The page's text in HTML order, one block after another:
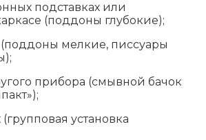
подставках или
(поддоны глубокие);
мелкие, писсуары
прибора (смывной бачок
установка